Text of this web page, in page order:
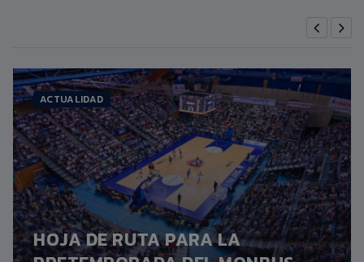
ACTUALIDAD
HOJA DE RUTA PARA LA